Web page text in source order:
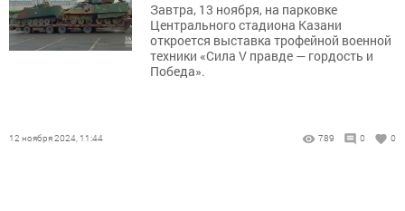
Завтра, 13 ноября, на парковке
Центрального стадиона Казани
откроется выставка трофейной военной
техники «Сила V правде — гордость и
Победа».
12 ноября 2024, 11:44 789 0 0